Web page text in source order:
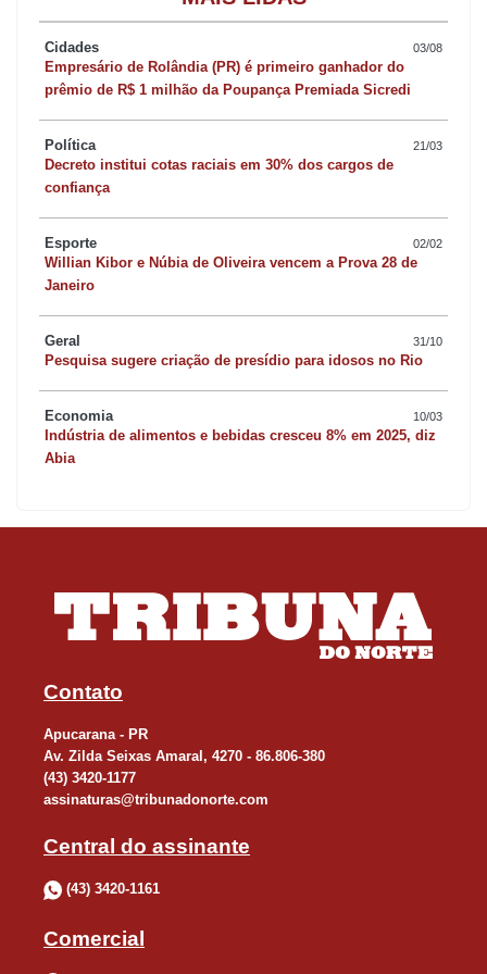
desconhece a importância de um tijolo na construção de um
edifício.
Nos tempos atuais se presencia a todo instante pessoas
apressadas, estressadas, cheias de compromissos, sem tempo
para si, família e amigos, é um corre-corre danado e não se
psicanalista que identificar a falta de solidariedade humana, ou
melhor, a descortesia no trânsito, desrespeito humano, levar
desentendimentos familiares por irrisórios valores, as agressões
entre nações, conquistas de poder e outras tantas coisas mais
que denigrem a imagem das pessoas que podem ser
consideradas mesquinhas a ponto de caírem no descrédito e no
isolamento.
quer ser animalizar.
De certa feita um jornalista disse-lhe que admirava o seu trabalho
junto aos pobres e enfermos, considerava o que ela fazia diante
da imensa necessidade do mundo, era como uma gota no
oceano de água no oceano. E “a pequena sábia mulher lhe
seria menor.”
maneira a que todos sejam felizes e que acreditem
verdadeiramente que o mundo pode ser melhor. A questão é só
Cidades 03/08
Empresário de Rolândia (PR) é primeiro ganhador do
prêmio de R$ 1 milhão da Poupança Premiada Sicredi
Política 21/03
Decreto institui cotas raciais em 30% dos cargos de
confiança
Esporte 02/02
Willian Kibor e Núbia de Oliveira vencem a Prova 28 de
Janeiro
Geral 31/10
Pesquisa sugere criação de presídio para idosos no Rio
Economia 10/03
Indústria de alimentos e bebidas cresceu 8% em 2025, diz
Abia
Contato
Apucarana - PR
Av. Zilda Seixas Amaral, 4270 - 86.806-380
(43) 3420-1177
assinaturas@tribunadonorte.com
Central do assinante
(43) 3420-1161
Comercial